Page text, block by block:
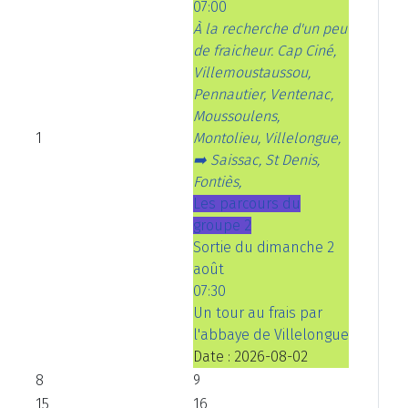
1
07:00
À la recherche d'un peu
de fraicheur. Cap Ciné,
Villemoustaussou,
Pennautier, Ventenac,
Moussoulens,
Montolieu, Villelongue,
➡️ Saissac, St Denis,
Fontiès,
Les parcours du
groupe 2
Sortie du dimanche 2
août
07:30
Un tour au frais par
l'abbaye de Villelongue
Date : 2026-08-02
8
9
15
16